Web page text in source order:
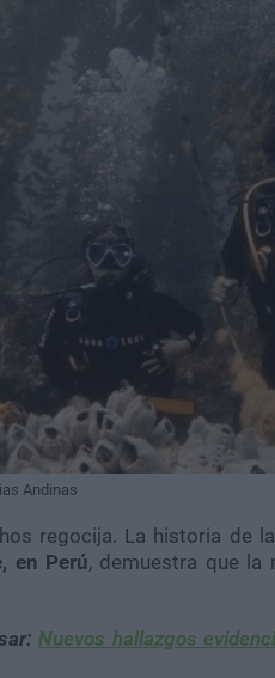
Andinas
regocija. La historia de la
en Perú, demuestra que la
Nuevos hallazgos